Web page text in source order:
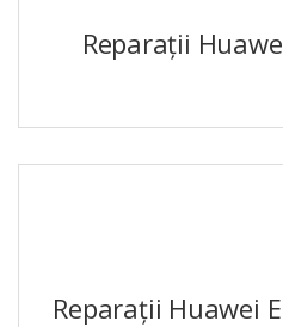
Reparații
Reparații Huawei